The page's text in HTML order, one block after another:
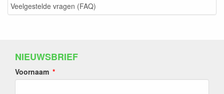
Veelgestelde vragen (FAQ)
NIEUWSBRIEF
Voornaam